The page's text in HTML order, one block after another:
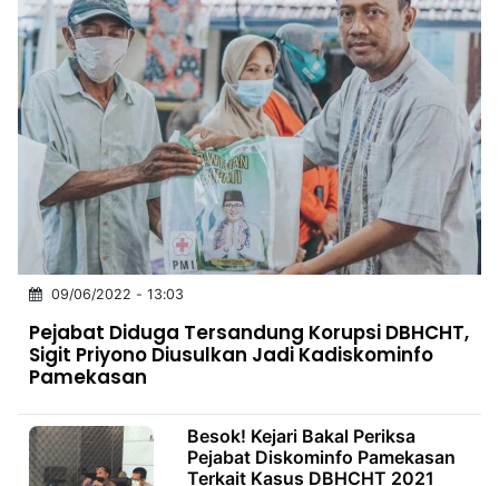
09/06/2022 - 13:03
Pejabat Diduga Tersandung Korupsi DBHCHT,
Sigit Priyono Diusulkan Jadi Kadiskominfo
Pamekasan
Besok! Kejari Bakal Periksa
Pejabat Diskominfo Pamekasan
Terkait Kasus DBHCHT 2021